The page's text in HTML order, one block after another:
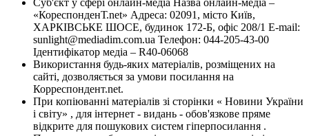
Суб'єкт у сфері онлайн-медіа Назва онлайн-медіа –
«КореспонденТ.net» Адреса: 02091, місто Київ,
ХАРКІВСЬКЕ ШОСЕ, будинок 172-Б, офіс 208/1 E-mail:
sunlight@mediadim.com.ua Телефон: 044-205-43-00
Ідентифікатор медіа – R40-06068
Використання будь-яких матеріалів, розміщених на
сайті, дозволяється за умови посилання на
Корреспондент.net.
При копіюванні матеріалів зі сторінки « Новини України
і світу» , для інтернет - видань - обов'язкове пряме
відкрите для пошукових систем гіперпосилання .